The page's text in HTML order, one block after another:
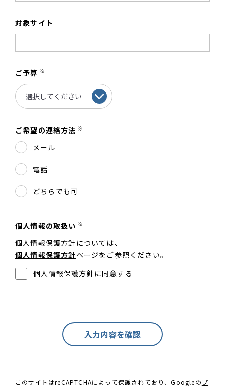
対象サイト
ご予算 ※
ご希望の連絡方法 ※
メール
電話
どちらでも可
個人情報の取扱い ※
個人情報保護方針については、
個人情報保護方針ページをご参照ください。
個人情報保護方針に同意する
このサイトはreCAPTCHAによって保護されており、Googleのプ